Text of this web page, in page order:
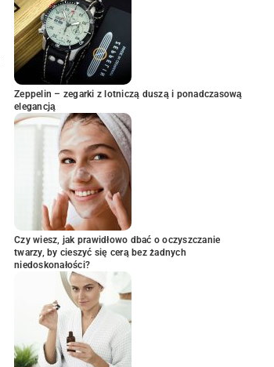
Zeppelin – zegarki z lotniczą duszą i ponadczasową
elegancją
Czy wiesz, jak prawidłowo dbać o oczyszczanie
twarzy, by cieszyć się cerą bez żadnych
niedoskonałości?